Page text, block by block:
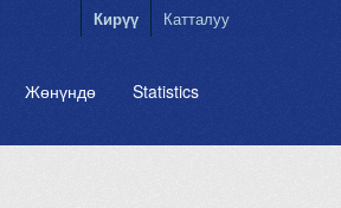
Кирүү Катталуу
Жөнүндө Statistics